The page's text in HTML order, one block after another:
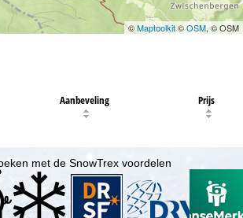
©Maptoolkit©OSM, © OSM
Aanbeveling Prijs
met de SnowTrex voordelen